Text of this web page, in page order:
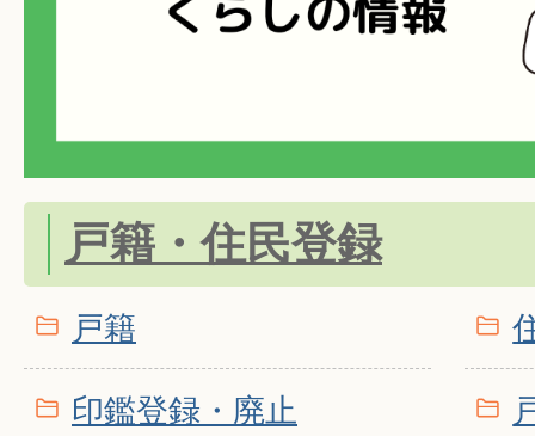
戸籍・住民登録
戸籍
印鑑登録・廃止